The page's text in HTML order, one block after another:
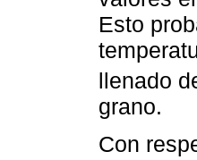
Esto
llenado
grano.
Con